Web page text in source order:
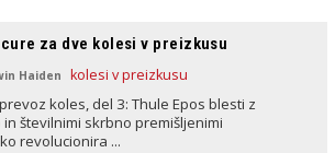
za dve kolesi v preizkusu
Haiden
koles, del 3: Thule Epos blesti z
številnimi skrbno premišljenimi
revolucionira ...